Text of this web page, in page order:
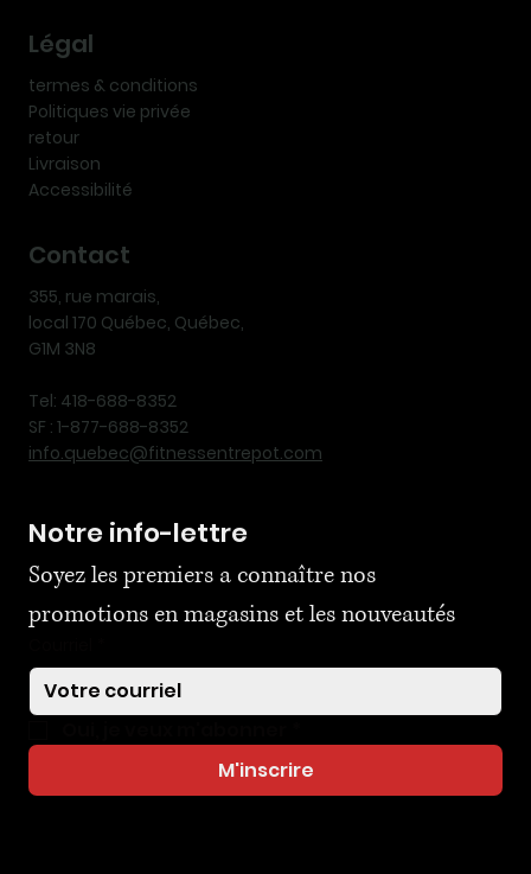
Légal
termes & conditions
Politiques vie privée
retour
Livraison
Accessibilité
Contact
355, rue marais,
local 170 Québec, Québec,
G1M 3N8
Tel: 418-688-8352
SF : 1-877-688-8352
info.quebec@fitnessentrepot.com
Notre info-lettre
Soyez les premiers a connaître nos
promotions en magasins et les nouveautés
M'inscrire